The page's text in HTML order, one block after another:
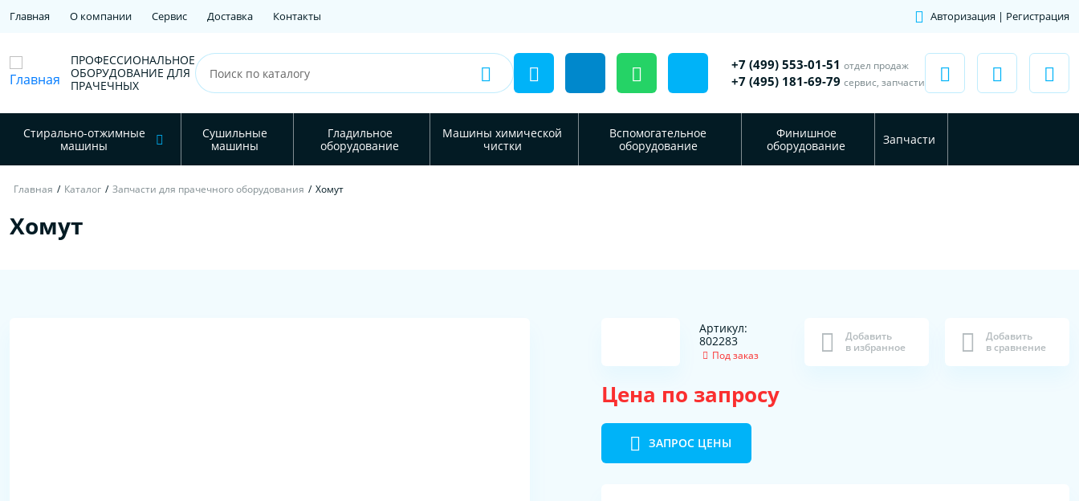
Главная О компании Сервис Доставка Контакты Авторизация | Регистрация
ПРОФЕССИОНАЛЬНОЕ
ОБОРУДОВАНИЕ ДЛЯ
ПРАЧЕЧНЫХ
+7 (499) 553-01-51 отдел продаж
+7 (495) 181-69-79 сервис, запчасти
Стирально-отжимные
машины
Сушильные
машины
Гладильное
оборудование
Машины химической
чистки
Вспомогательное
оборудование
Финишное
оборудование
Запчасти
Главная / Каталог / Запчасти для прачечного оборудования / Хомут
Хомут
Артикул:
802283
Под заказ
Добавить
в избранное
Добавить
в сравнение
Цена по запросу
ЗАПРОС ЦЕНЫ